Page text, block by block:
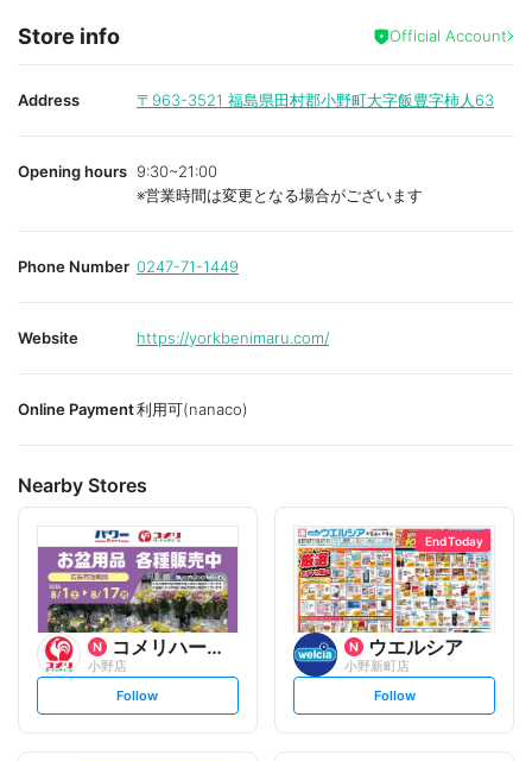
i
t
a
i
t
Store info Official Account
Address 〒963-3521 福島県田村郡小野町大字飯豊字柿人63
Opening hours 9:30~21:00
※営業時間は変更となる場合がございます
Phone Number 0247-71-1449
Website https://yorkbenimaru.com/
Online Payment利用可(nanaco)
Nearby Stores
コメリハード&グリーン
小野店
s
t
Follow
End Today
ウエルシア
小野新町店
s
t
Follow